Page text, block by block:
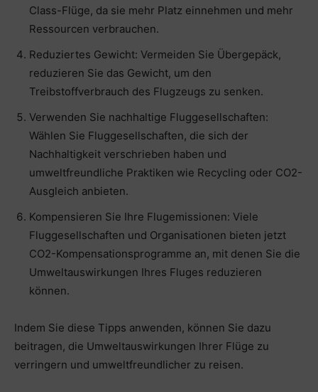
Class-Flüge, da sie mehr Platz einnehmen und mehr
Ressourcen verbrauchen.
Reduziertes Gewicht: Vermeiden Sie Übergepäck,
reduzieren Sie das Gewicht, um den
Treibstoffverbrauch des Flugzeugs zu senken.
Verwenden Sie nachhaltige Fluggesellschaften:
Wählen Sie Fluggesellschaften, die sich der
Nachhaltigkeit verschrieben haben und
umweltfreundliche Praktiken wie Recycling oder CO2-
Ausgleich anbieten.
Kompensieren Sie Ihre Flugemissionen: Viele
Fluggesellschaften und Organisationen bieten jetzt
CO2-Kompensationsprogramme an, mit denen Sie die
Umweltauswirkungen Ihres Fluges reduzieren
können.
Indem Sie diese Tipps anwenden, können Sie dazu
beitragen, die Umweltauswirkungen Ihrer Flüge zu
verringern und umweltfreundlicher zu reisen.